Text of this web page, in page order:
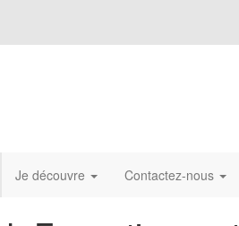
Je découvre Contactez-nous